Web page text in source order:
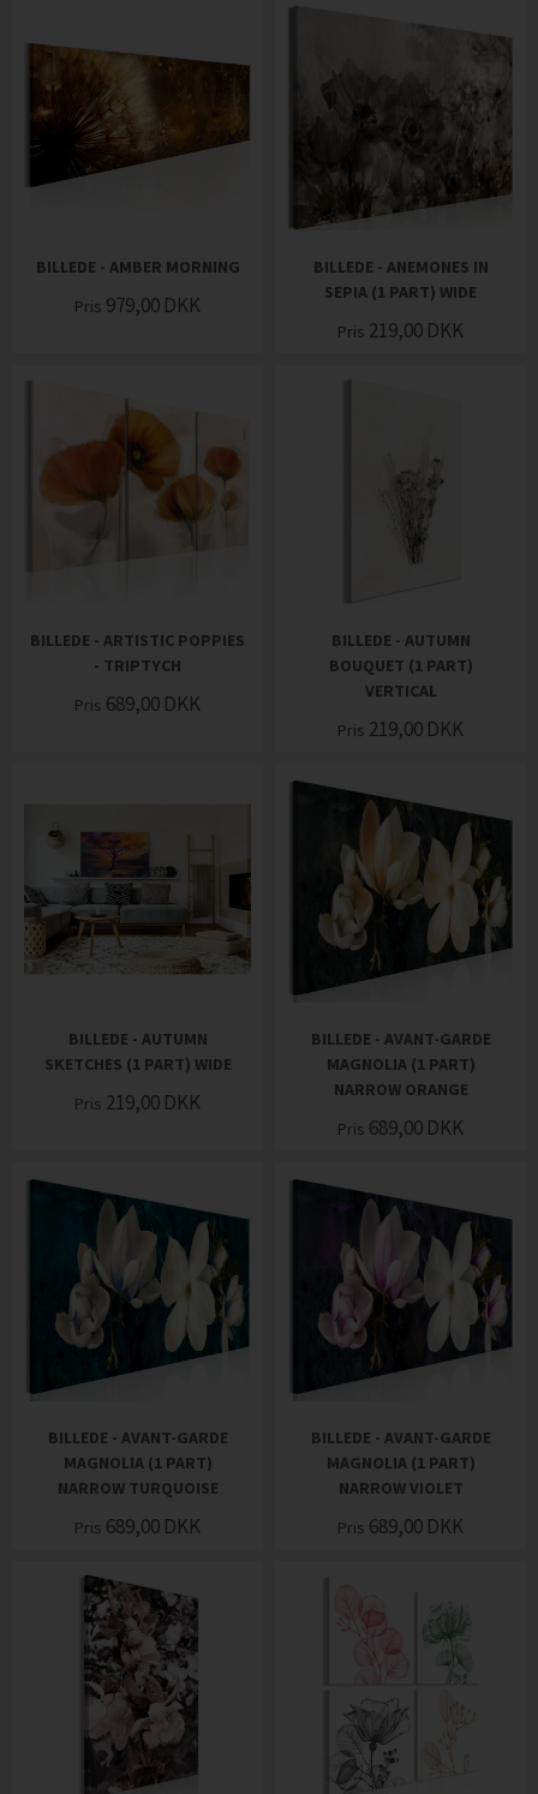
BILLEDE - AMBER MORNING
Pris 979,00 DKK
BILLEDE - ANEMONES IN
SEPIA (1 PART) WIDE
Pris 219,00 DKK
BILLEDE - ARTISTIC POPPIES
- TRIPTYCH
Pris 689,00 DKK
BILLEDE - AUTUMN
BOUQUET (1 PART)
VERTICAL
Pris 219,00 DKK
BILLEDE - AUTUMN
SKETCHES (1 PART) WIDE
Pris 219,00 DKK
BILLEDE - AVANT-GARDE
MAGNOLIA (1 PART)
NARROW ORANGE
Pris 689,00 DKK
BILLEDE - AVANT-GARDE
MAGNOLIA (1 PART)
NARROW TURQUOISE
Pris 689,00 DKK
BILLEDE - AVANT-GARDE
MAGNOLIA (1 PART)
NARROW VIOLET
Pris 689,00 DKK